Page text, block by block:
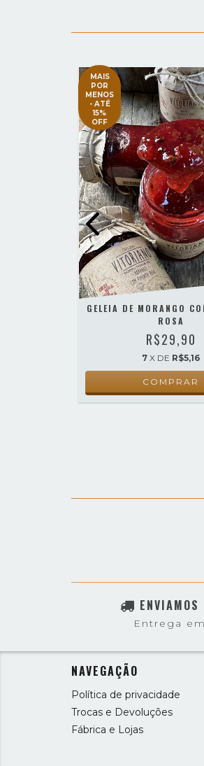
MAIS
POR
MENOS
- ATÉ
15%
OFF
GELEIA DE MORANGO
ROSA
R$29,90
7 X DE R$5,16
ENVIAMOS
Entrega
NAVEGAÇÃO
Política de privacidade
Trocas e Devoluções
Fábrica e Lojas